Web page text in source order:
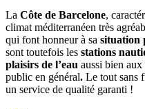
La Côte de Barcelone,
climat méditerranéen très
qui font honneur à sa situation
sont toutefois les stations
plaisirs de l’eau aussi bien aux
public en général. Le tout sans
un service de qualité garanti !